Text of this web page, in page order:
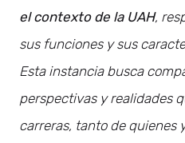
el contexto de la UAH,
sus funciones y sus
Esta instancia busca
perspectivas y realidades
carreras, tanto de quienes